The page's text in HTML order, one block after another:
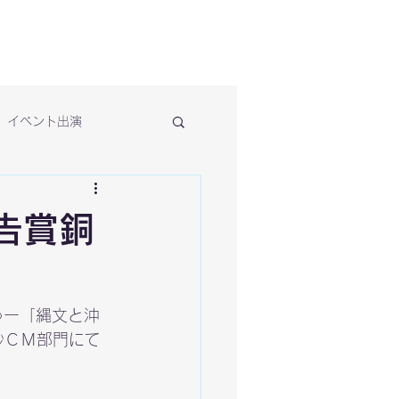
イベント出演
賞銅
「縄文と沖
Ｍ部門にて